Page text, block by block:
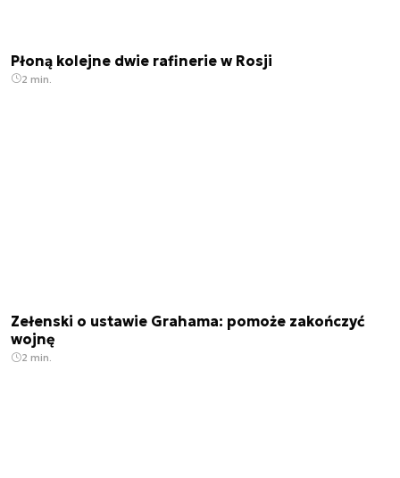
Płoną kolejne dwie rafinerie w Rosji
2 min.
Zełenski o ustawie Grahama: pomoże zakończyć
wojnę
2 min.